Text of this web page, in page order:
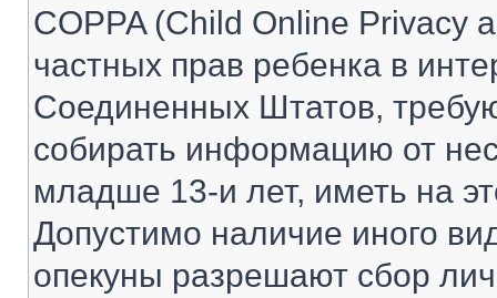
COPPA (Child Online Privacy
частных прав ребенка в
Соединенных Штатов,
собирать информацию от
младше 13-и лет, иметь на
Допустимо наличие иного
опекуны разрешают сбор